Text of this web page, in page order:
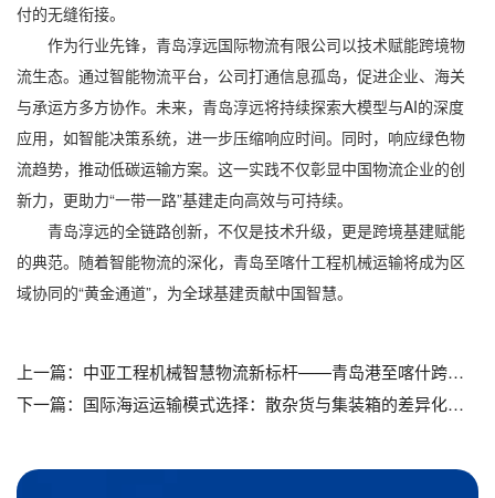
付的无缝衔接。
作为行业先锋，青岛淳远国际物流有限公司以技术赋能跨境物
流生态。通过智能物流平台，公司打通信息孤岛，促进企业、海关
与承运方多方协作。未来，青岛淳远将持续探索大模型与AI的深度
应用，如智能决策系统，进一步压缩响应时间。同时，响应绿色物
流趋势，推动低碳运输方案。这一实践不仅彰显中国物流企业的创
新力，更助力“一带一路”基建走向高效与可持续。
青岛淳远的全链路创新，不仅是技术升级，更是跨境基建赋能
的典范。随着智能物流的深化，青岛至喀什工程机械运输将成为区
域协同的“黄金通道”，为全球基建贡献中国智慧。
上一篇： 中亚工程机械智慧物流新标杆——青岛港至喀什跨境运输通道的创新实践_青岛大件运输公司哪家好_青岛大件设备运输公司联系方式_青岛机械设备运输公司排名
下一篇： 国际海运运输模式选择：散杂货与集装箱的差异化适配策略_青岛工程设备运输_青岛运输大件货物